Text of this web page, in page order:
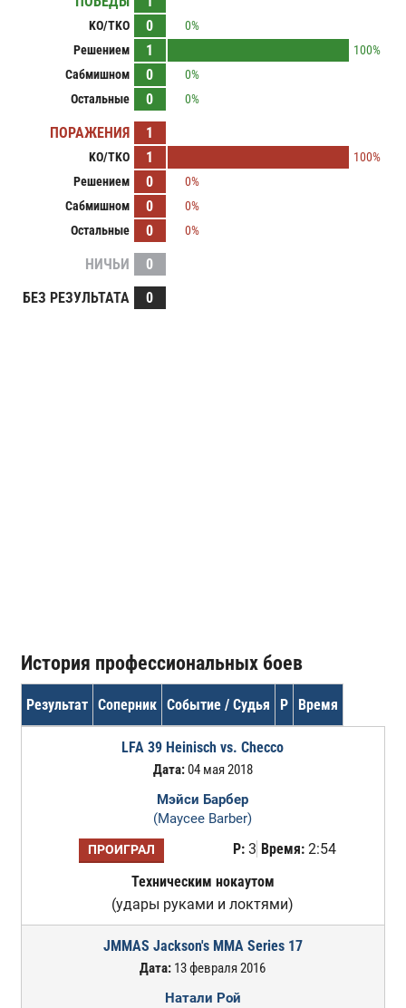
KO/TKO 0
0%
Решением
1
100%
Сабмишном
0
0%
Остальные
0 0%
ПОРАЖЕНИЯ 1
KO/TKO 1
100%
Решением
0
0%
Сабмишном
0
0%
Остальные
0 0%
НИЧЬИ
0
БЕЗ РЕЗУЛЬТАТА
0
История профессиональных боев
Результат Соперник Событие / Судья Р Время
LFA 39 Heinisch vs. Checco
Дата:04 мая 2018
Мэйси Барбер
(Maycee Barber)
ПРОИГРАЛ Р:3 Время:2:54
Техническим нокаутом
(удары руками и локтями)
JMMAS Jackson's MMA Series 17
Дата: 13 февраля 2016
Натали Рой